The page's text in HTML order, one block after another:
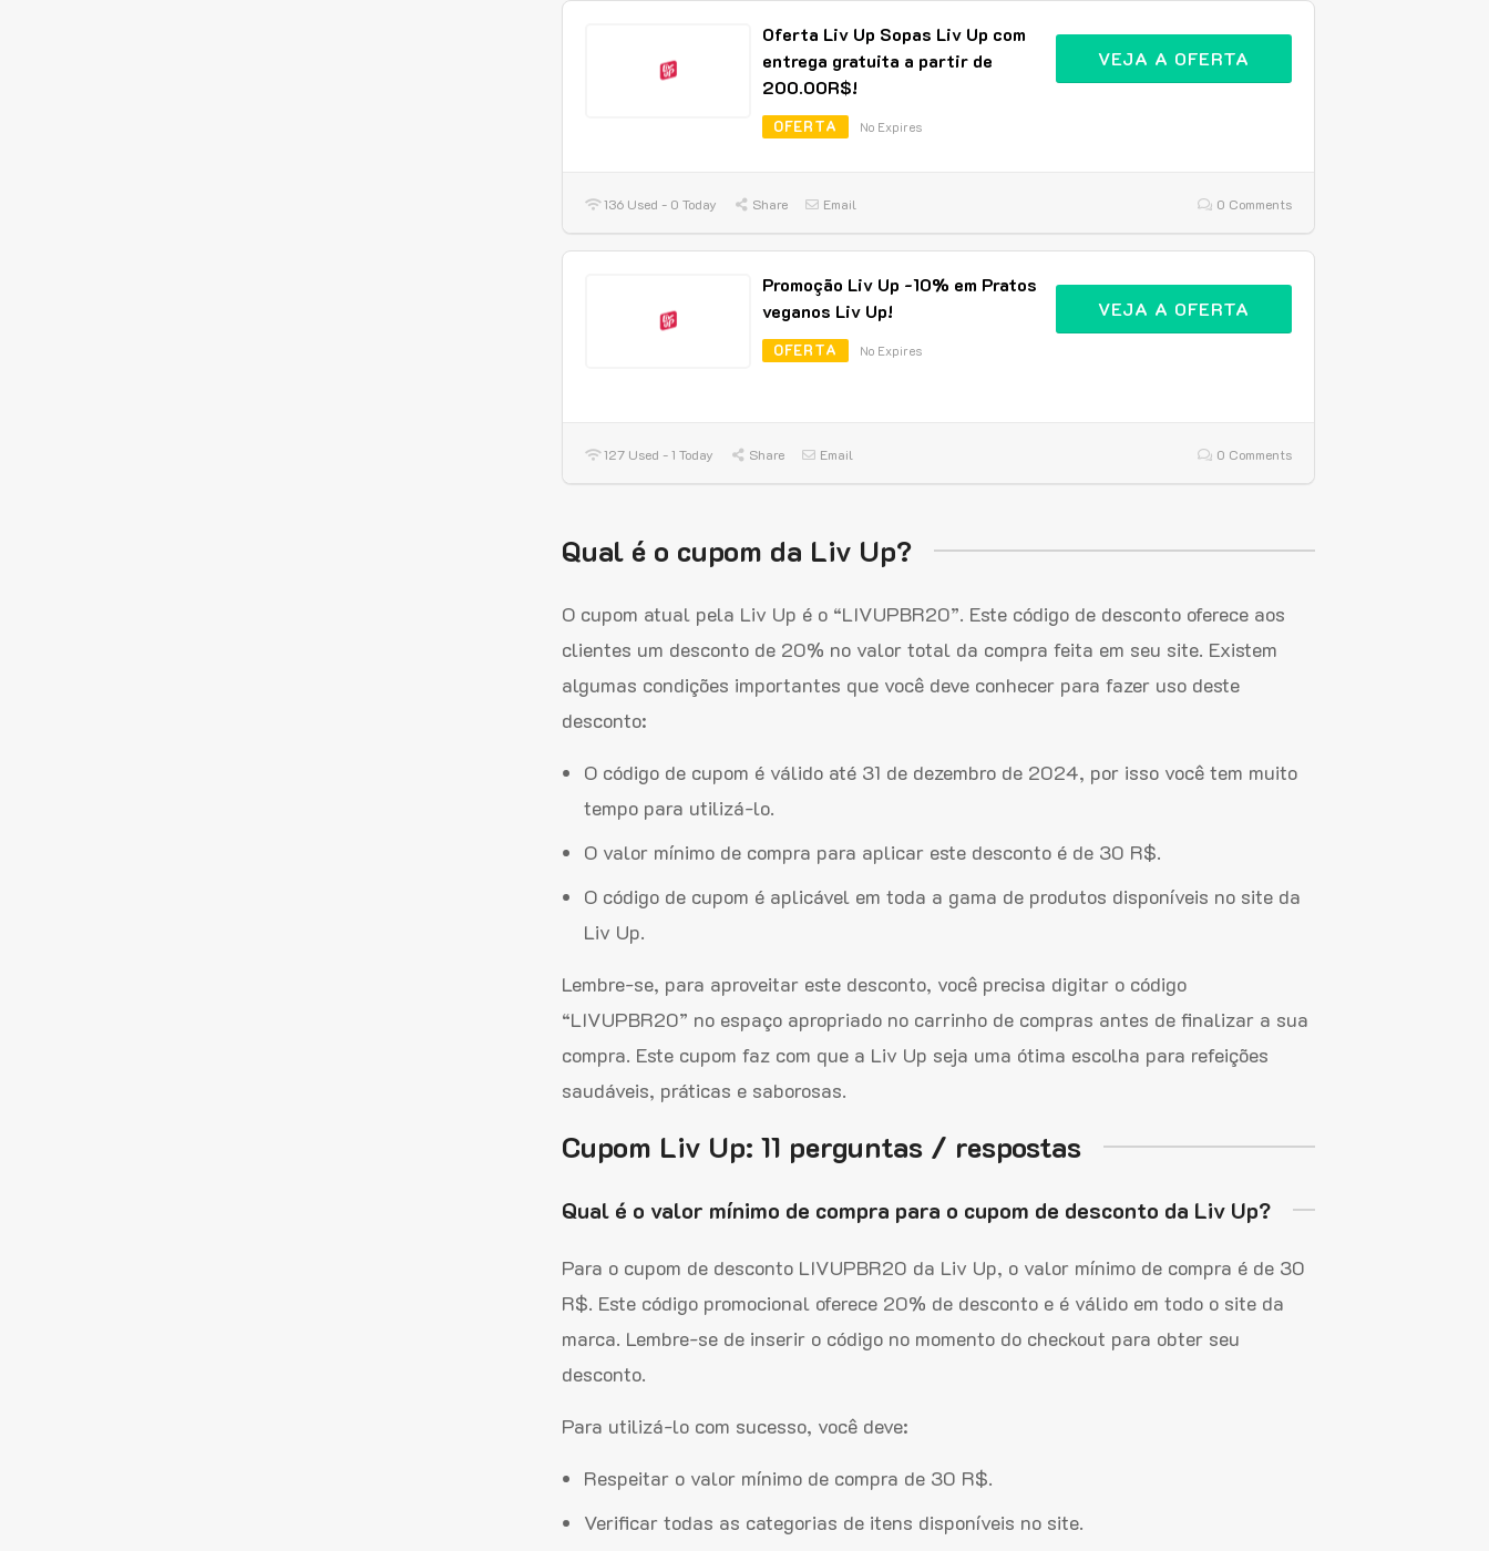
Oferta Liv Up Sopas Liv Up com
entrega gratuita a partir de
200.00R$!
OFERTA No Expires
VEJA A OFERTA
136 Used - 0 Today Share Email 0 Comments
Promoção Liv Up -10% em Pratos
veganos Liv Up!
OFERTA No Expires
VEJA A OFERTA
127 Used - 1 Today Share Email 0 Comments
Qual é o cupom da Liv Up?
O cupom atual pela Liv Up é o “LIVUPBR20”. Este código de desconto oferece aos
clientes um desconto de 20% no valor total da compra feita em seu site. Existem
algumas condições importantes que você deve conhecer para fazer uso deste
desconto:
O código de cupom é válido até 31 de dezembro de 2024, por isso você tem muito
tempo para utilizá-lo.
O valor mínimo de compra para aplicar este desconto é de 30 R$.
O código de cupom é aplicável em toda a gama de produtos disponíveis no site da
Liv Up.
Lembre-se, para aproveitar este desconto, você precisa digitar o código
“LIVUPBR20” no espaço apropriado no carrinho de compras antes de finalizar a sua
compra. Este cupom faz com que a Liv Up seja uma ótima escolha para refeições
saudáveis, práticas e saborosas.
Cupom Liv Up: 11 perguntas / respostas
Qual é o valor mínimo de compra para o cupom de desconto da Liv Up?
Para o cupom de desconto LIVUPBR20 da Liv Up, o valor mínimo de compra é de 30
R$. Este código promocional oferece 20% de desconto e é válido em todo o site da
marca. Lembre-se de inserir o código no momento do checkout para obter seu
desconto.
Para utilizá-lo com sucesso, você deve:
Respeitar o valor mínimo de compra de 30 R$.
Verificar todas as categorias de itens disponíveis no site.